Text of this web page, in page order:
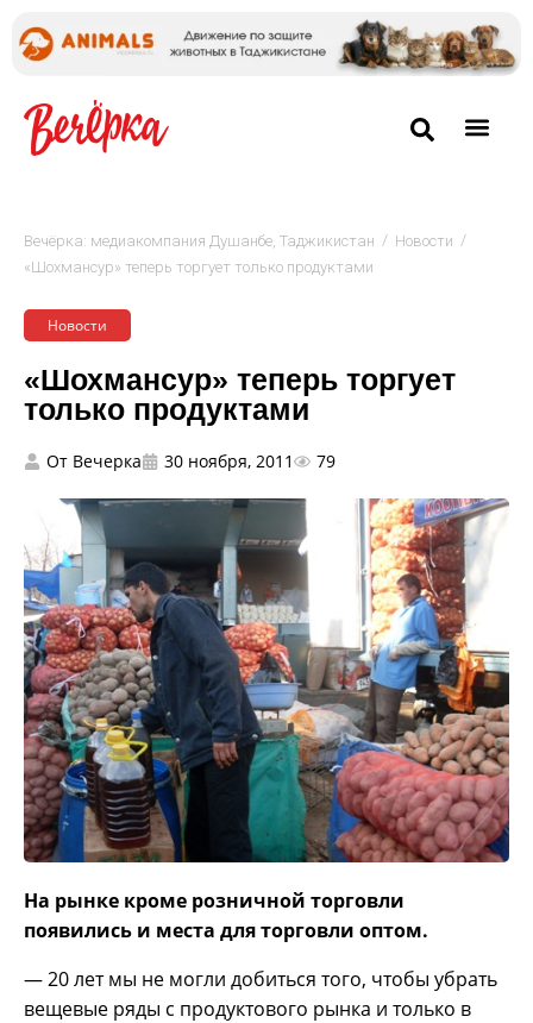
Вечёрка: медиакомпания Душанбе, Таджикистан / Новости /
«Шохмансур» теперь торгует только продуктами
Новости
«Шохмансур» теперь торгует
только продуктами
От Вечерка 30 ноября, 2011 79
На рынке кроме розничной торговли
появились и места для торговли оптом.
— 20 лет мы не могли добиться того, чтобы убрать
вещевые ряды с продуктового рынка и только в